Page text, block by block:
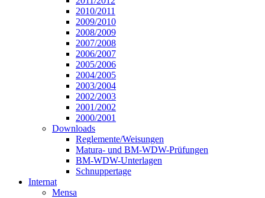
2010/2011
2009/2010
2008/2009
2007/2008
2006/2007
2005/2006
2004/2005
2003/2004
2002/2003
2001/2002
2000/2001
Downloads
Reglemente/Weisungen
Matura- und BM-WDW-Prüfungen
BM-WDW-Unterlagen
Schnuppertage
Internat
Mensa